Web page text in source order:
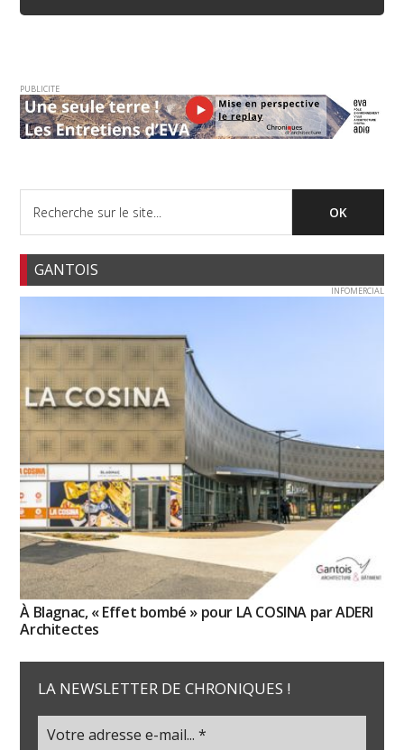
PUBLICITE
GANTOIS
INFOMERCIAL
À Blagnac, « Effet bombé » pour LA COSINA par ADERI
Architectes
LA NEWSLETTER DE CHRONIQUES !